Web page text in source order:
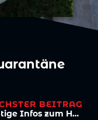
BEITRAG
Wichtige Infos zum Heimspiel gegen Halle: Es gilt die 2G-Regel